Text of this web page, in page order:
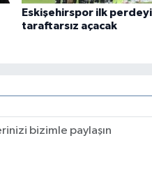
Eskişehirspor ilk perdeyi
taraftarsız açacak